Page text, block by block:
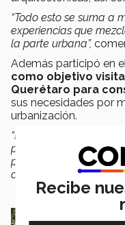
“Todo esto se suma a
experiencias que
la parte urbana”,
Además participó en
como objetivo
Querétaro para
sus necesidades por
urbanización.
“El TAAC fue un
para mejorar un
proyecto y el objetivo
construcción del
Recibe